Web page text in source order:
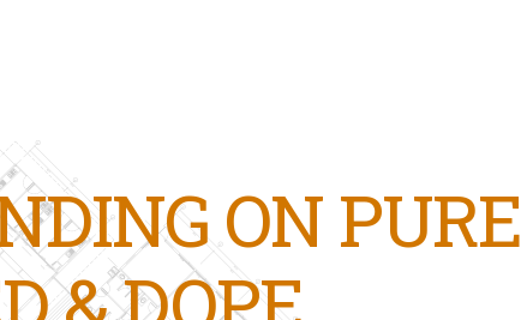
ON PURE